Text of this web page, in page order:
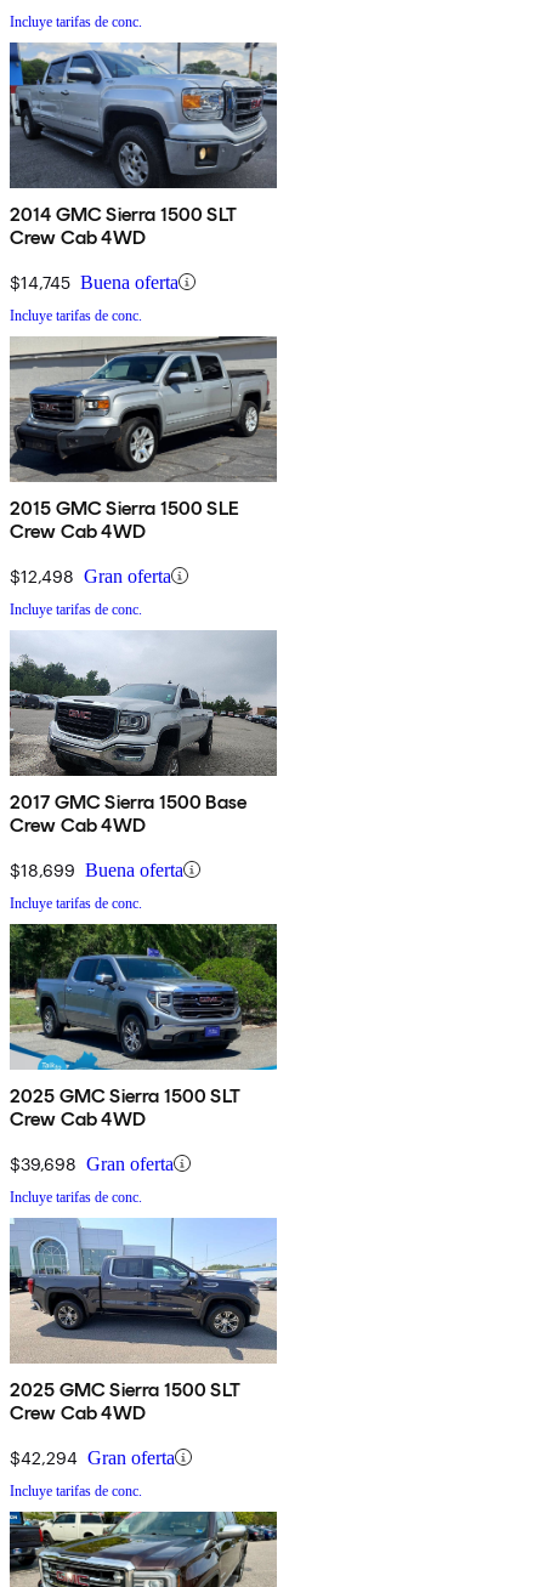
Incluye tarifas de conc.
2014 GMC Sierra 1500 SLT
Crew Cab 4WD
$14,745 Buena oferta
Incluye tarifas de conc.
2015 GMC Sierra 1500 SLE
Crew Cab 4WD
$12,498 Gran oferta
Incluye tarifas de conc.
2017 GMC Sierra 1500 Base
Crew Cab 4WD
$18,699 Buena oferta
Incluye tarifas de conc.
2025 GMC Sierra 1500 SLT
Crew Cab 4WD
$39,698 Gran oferta
Incluye tarifas de conc.
2025 GMC Sierra 1500 SLT
Crew Cab 4WD
$42,294 Gran oferta
Incluye tarifas de conc.